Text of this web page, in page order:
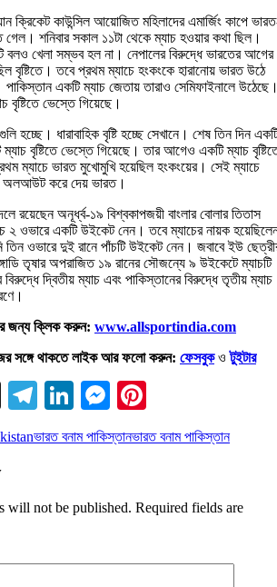
ক্রিকেট কাউন্সিল আয়োজিত মহিলাদের এমার্জিং কাপে
গেল। শনিবার সকাল ১১টা থেকে ম্যাচ হওয়ার কথা ছিল।
বলও খেলা সম্ভব হল না। নেপালের বিরুদ্ধে ভারতের আগের
বৃষ্টিতে। তবে প্রথম ম্যাচে হংকংকে হারানোয় ভারত উঠে
পাকিস্তান একটি ম্যাচ জেতায় তারাও সেমিফাইনালে
বৃষ্টিতে ভেস্তে গিয়েছে।
হচ্ছে। ধারাবাহিক বৃষ্টি হচ্ছে সেখানে। শেষ তিন দিন
ম্যাচ বৃষ্টিতে ভেস্তে গিয়েছে। তার আগেও একটি ম্যাচ
ম্যাচে ভারত মুখোমুখি হয়েছিল হংকংয়ের। সেই ম্যাচে
অলআউট করে দেয় ভারত।
রয়েছেন অনূর্ধ্ব-১৯ বিশ্বকাপজয়ী বাংলার বোলার তিতাস
২ ওভারে একটি উইকেট নেন। তবে ম্যাচের নায়ক
তিন ওভারে দুই রানে পাঁচটি উইকেট নেন। জবাবে ইউ
তৃষার অপরাজিত ১৯ রানের সৌজন্যে ৯ উইকেটে ম্যাচটি
দ্বিতীয় ম্যাচ এবং পাকিস্তানের বিরুদ্ধে তৃতীয় ম্যাচ
জন্য ক্লিক করুন: www.allsportindia.com
সঙ্গে থাকতে লাইক আর ফলো করুন: ফেসবুকওটুইটার
X Telegram
LinkedIn
Messenger
ভারত বনাম পাকিস্তানভারত বনাম পাকিস্তান
will not be published. Required fields are